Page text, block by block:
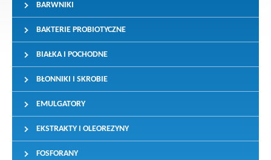
BARWNIKI
BAKTERIE PROBIOTYCZNE
BIAŁKA I POCHODNE
BŁONNIKI I SKROBIE
EMULGATORY
EKSTRAKTY I OLEOREZYNY
FOSFORANY